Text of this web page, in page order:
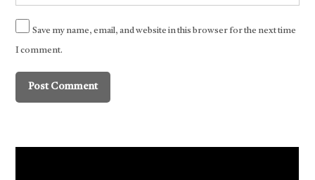
Save my name, email, and website in this browser for the next time
I comment.